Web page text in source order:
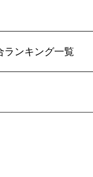
ランキング一覧